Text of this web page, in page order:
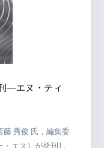
―エヌ・ティ
藤 秀俊 氏，編集委
エス）が発刊し